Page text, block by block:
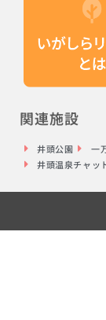
関連施設
井頭公園 一
井頭温泉チャッ